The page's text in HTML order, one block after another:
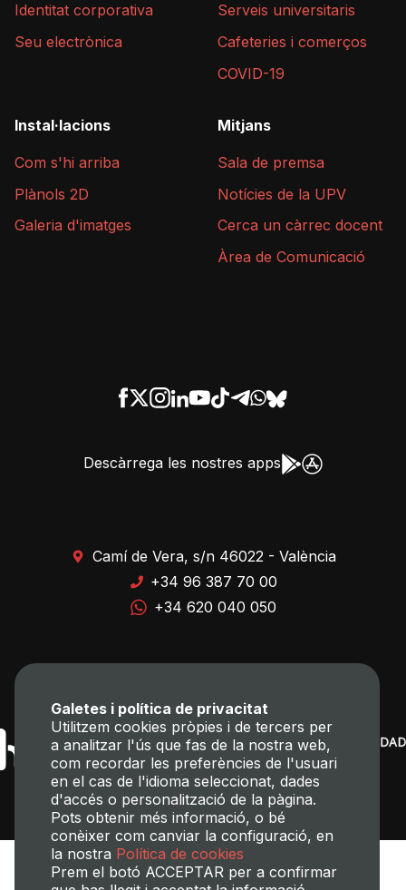
Identitat corporativa
Seu electrònica
Serveis universitaris
Cafeteries i comerços
COVID-19
Instal·lacions
Com s'hi arriba
Plànols 2D
Galeria d'imatges
Mitjans
Sala de premsa
Notícies de la UPV
Cerca un càrrec docent
Àrea de Comunicació
Descàrrega les nostres apps
Camí de Vera, s/n 46022 - València
+34 96 387 70 00
+34 620 040 050
Galetes i política de privacitat
Utilitzem cookies pròpies i de tercers per
a analitzar l'ús que fas de la nostra web,
com recordar les preferències de l'usuari
en el cas de l'idioma seleccionat, dades
d'accés o personalització de la pàgina.
Pots obtenir més informació, o bé
conèixer com canviar la configuració, en
la nostra Política de cookies
Prem el botó ACCEPTAR per a confirmar